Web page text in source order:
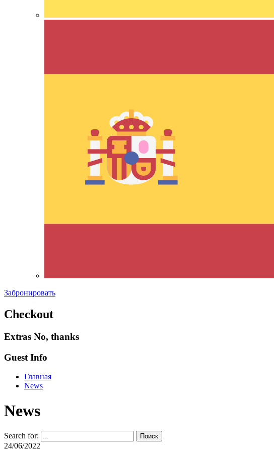
Забронировать
Checkout
Extras No, thanks
Guest Info
Главная
News
News
Search for:
24/06/2022